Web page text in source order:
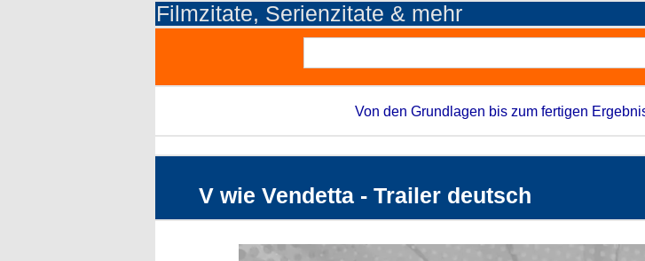
Filmzitate, Serienzitate & mehr
Von den Grundlagen bis zum fertigen
V wie Vendetta - Trailer deutsch